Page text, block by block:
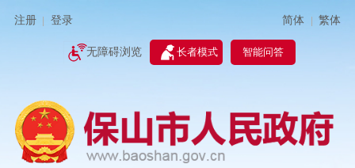
注册 登录 简体 | 繁体
无障碍浏览 长者模式 智能问答